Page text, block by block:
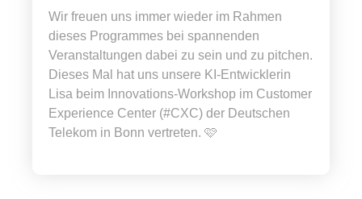
Wir freuen uns immer wieder im Rahmen
dieses Programmes bei spannenden
Veranstaltungen dabei zu sein und zu pitchen.
Dieses Mal hat uns unsere KI-Entwicklerin
Lisa beim Innovations-Workshop im Customer
Experience Center (#CXC) der Deutschen
Telekom in Bonn vertreten. 🩷